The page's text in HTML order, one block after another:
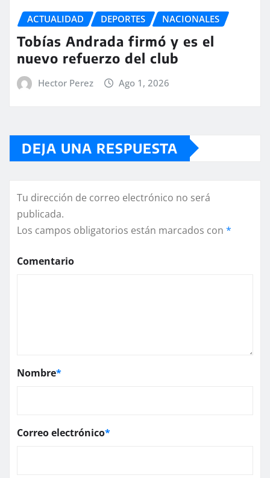
ACTUALIDAD DEPORTES NACIONALES
Tobías Andrada firmó y es el
nuevo refuerzo del club
Hector Perez Ago 1, 2026
DEJA UNA RESPUESTA
Tu dirección de correo electrónico no será
publicada.
Los campos obligatorios están marcados con *
Comentario
Nombre*
Correo electrónico*